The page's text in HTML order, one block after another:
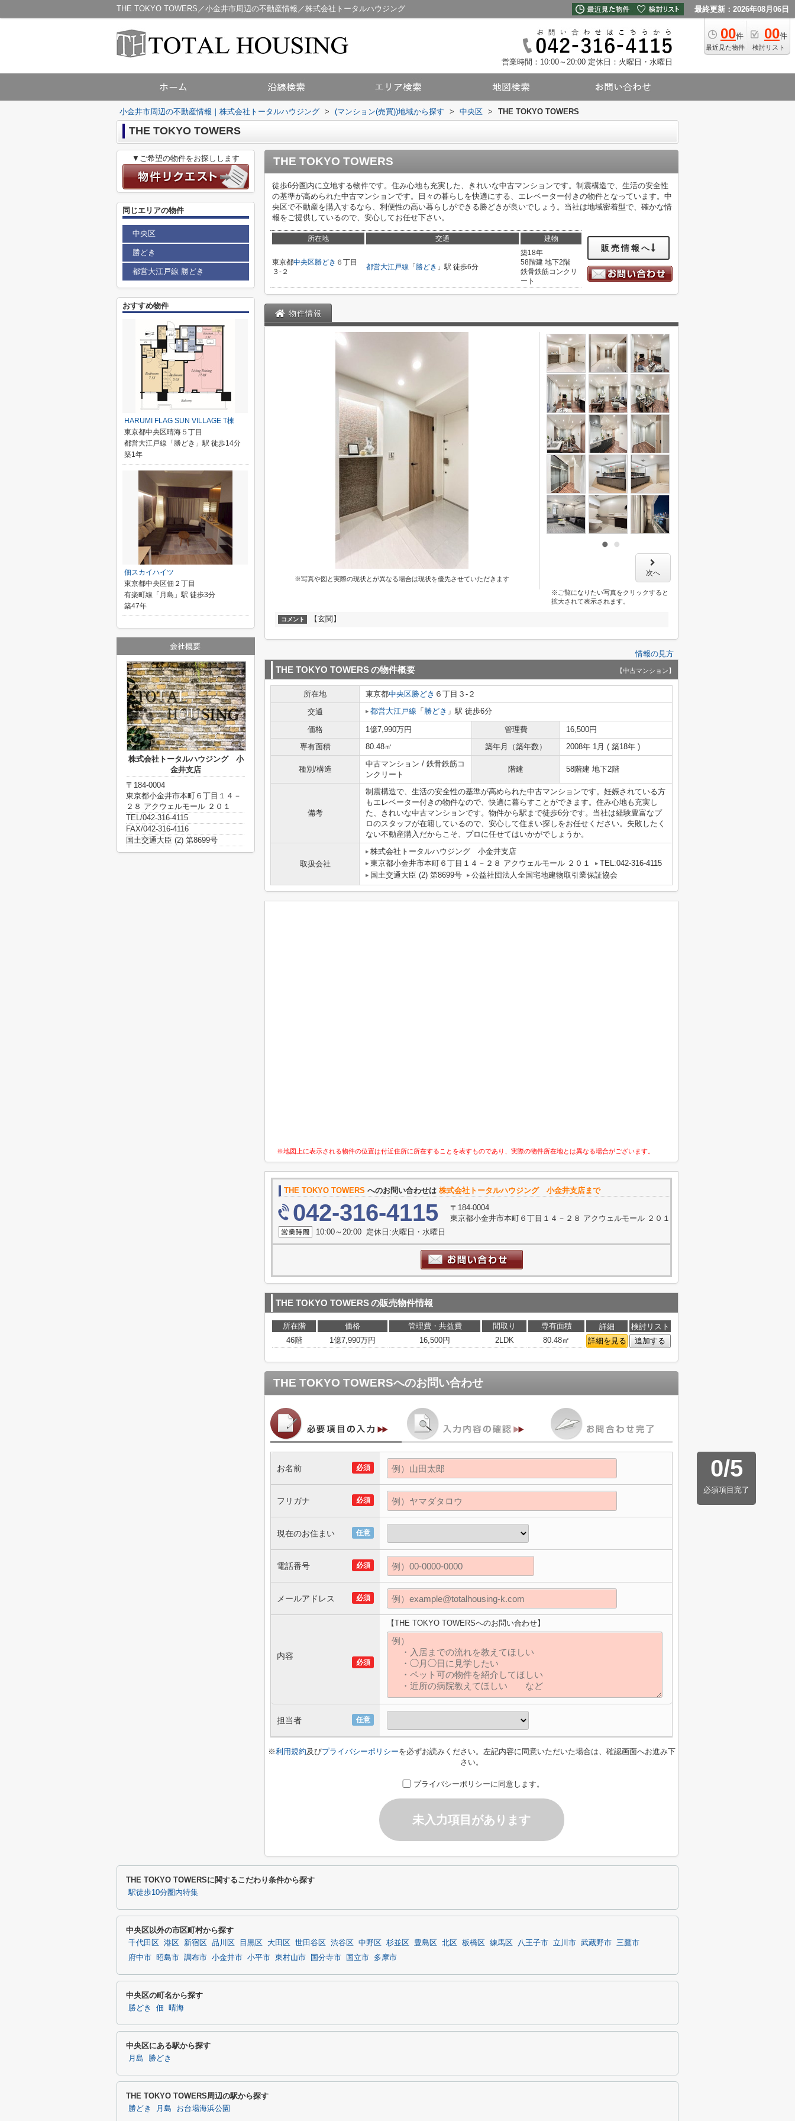
THE TOKYO TOWERS／小金井市周辺の不動産情報／株式会社トータルハウジング 最終更新：2026年08月06日
00件
最近見た物件
00件
検討リスト
営業時間：10:00～20:00 定休日：火曜日・水曜日
小金井市周辺の不動産情報｜株式会社トータルハウジング > (マンション(売買))地域から探す > 中央区 > THE TOKYO TOWERS
THE TOKYO TOWERS
THE TOKYO TOWERS
徒歩6分圏内に立地する物件です。住み心地も充実した、きれいな中古マンションです。制震構造で、生活の安全性
の基準が高められた中古マンションです。日々の暮らしを快適にする、エレベーター付きの物件となっています。中
央区で不動産を購入するなら、利便性の高い暮らしができる勝どきが良いでしょう。当社は地域密着型で、確かな情
報をご提供しているので、安心してお任せ下さい。
所在地 交通 建物
東京都中央区勝どき ６丁目
３-２
都営大江戸線 「 勝どき 」駅 徒歩6分
築18年
58階建 地下2階
鉄骨鉄筋コンクリ
ート
販売情報へ
物件情報
※写真や図と実際の現状とが異なる場合は現状を優先させていただきます
次へ
※ご覧になりたい写真をクリックすると
拡大されて表示されます。
コメント 【玄関】
情報の見方
THE TOKYO TOWERSの物件概要 【中古マンション】
所在地 東京都中央区勝どき ６丁目３-２
交通
都営大江戸線 「 勝どき 」駅 徒歩6分
価格 1億7,990万円 管理費
16,500円
専有面積
80.48㎡ 築年月（築年数） 2008年 1月 ( 築18年 )
種別/構造
中古マンション / 鉄骨鉄筋コ
ンクリート
階建 58階建 地下2階
備考
制震構造で、生活の安全性の基準が高められた中古マンションです。妊娠されている方
もエレベーター付きの物件なので、快適に暮らすことができます。住み心地も充実し
た、きれいな中古マンションです。物件から駅まで徒歩6分です。当社は経験豊富なプ
ロのスタッフが在籍しているので、安心して住まい探しをお任せください。失敗したく
ない不動産購入だからこそ、プロに任せてはいかがでしょうか。
取扱会社
株式会社トータルハウジング 小金井支店
東京都小金井市本町６丁目１４－２８ アクウェルモール ２０１
TEL:042-316-4115
国土交通大臣 (2) 第8699号
公益社団法人全国宅地建物取引業保証協会
※地図上に表示される物件の位置は付近住所に所在することを表すものであり、実際の物件所在地とは異なる場合がございます。
THE TOKYO TOWERS へのお問い合わせは 株式会社トータルハウジング 小金井支店まで
042-316-4115
〒184-0004
東京都小金井市本町６丁目１４－２８ アクウェルモール ２０１
10:00～20:00 定休日:火曜日・水曜日
THE TOKYO TOWERSの販売物件情報
所在階 価格 管理費・共益費 間取り 専有面積 詳細
検討リスト
46階
1億7,990万円 16,500円 2LDK 80.48㎡ 詳細を見る 追加する
THE TOKYO TOWERSへのお問い合わせ
0/5
必須項目完了
必須
お名前
必須
フリガナ
任意
現在のお住まい
必須
電話番号
必須
メールアドレス
必須
内容
【THE TOKYO TOWERSへのお問い合わせ】
任意
担当者
※利用規約及びプライバシーポリシーを必ずお読みください。左記内容に同意いただいた場合は、確認画面へお進み下
さい。
プライバシーポリシーに同意します。
未入力項目があります
▼ご希望の物件をお探しします
同じエリアの物件
中央区
勝どき
都営大江戸線 勝どき
おすすめ物件
HARUMI FLAG SUN VILLAGE T棟
東京都中央区晴海５丁目
都営大江戸線「勝どき」駅 徒歩14分
築1年
佃スカイハイツ
東京都中央区佃２丁目
有楽町線「月島」駅 徒歩3分
築47年
株式会社トータルハウジング 小
金井支店
〒184-0004
東京都小金井市本町６丁目１４－
２８ アクウェルモール ２０１
TEL/042-316-4115
FAX/042-316-4116
国土交通大臣 (2) 第8699号
THE TOKYO TOWERSに関するこだわり条件から探す
駅徒歩10分圏内特集
中央区以外の市区町村から探す
千代田区 港区 新宿区 品川区 目黒区 大田区 世田谷区 渋谷区 中野区 杉並区 豊島区 北区 板橋区 練馬区 八王子市 立川市 武蔵野市 三鷹市
府中市
昭島市 調布市 小金井市 小平市 東村山市 国分寺市 国立市 多摩市
中央区の町名から探す
勝どき 佃 晴海
中央区にある駅から探す
月島 勝どき
THE TOKYO TOWERS周辺の駅から探す
勝どき 月島 お台場海浜公園